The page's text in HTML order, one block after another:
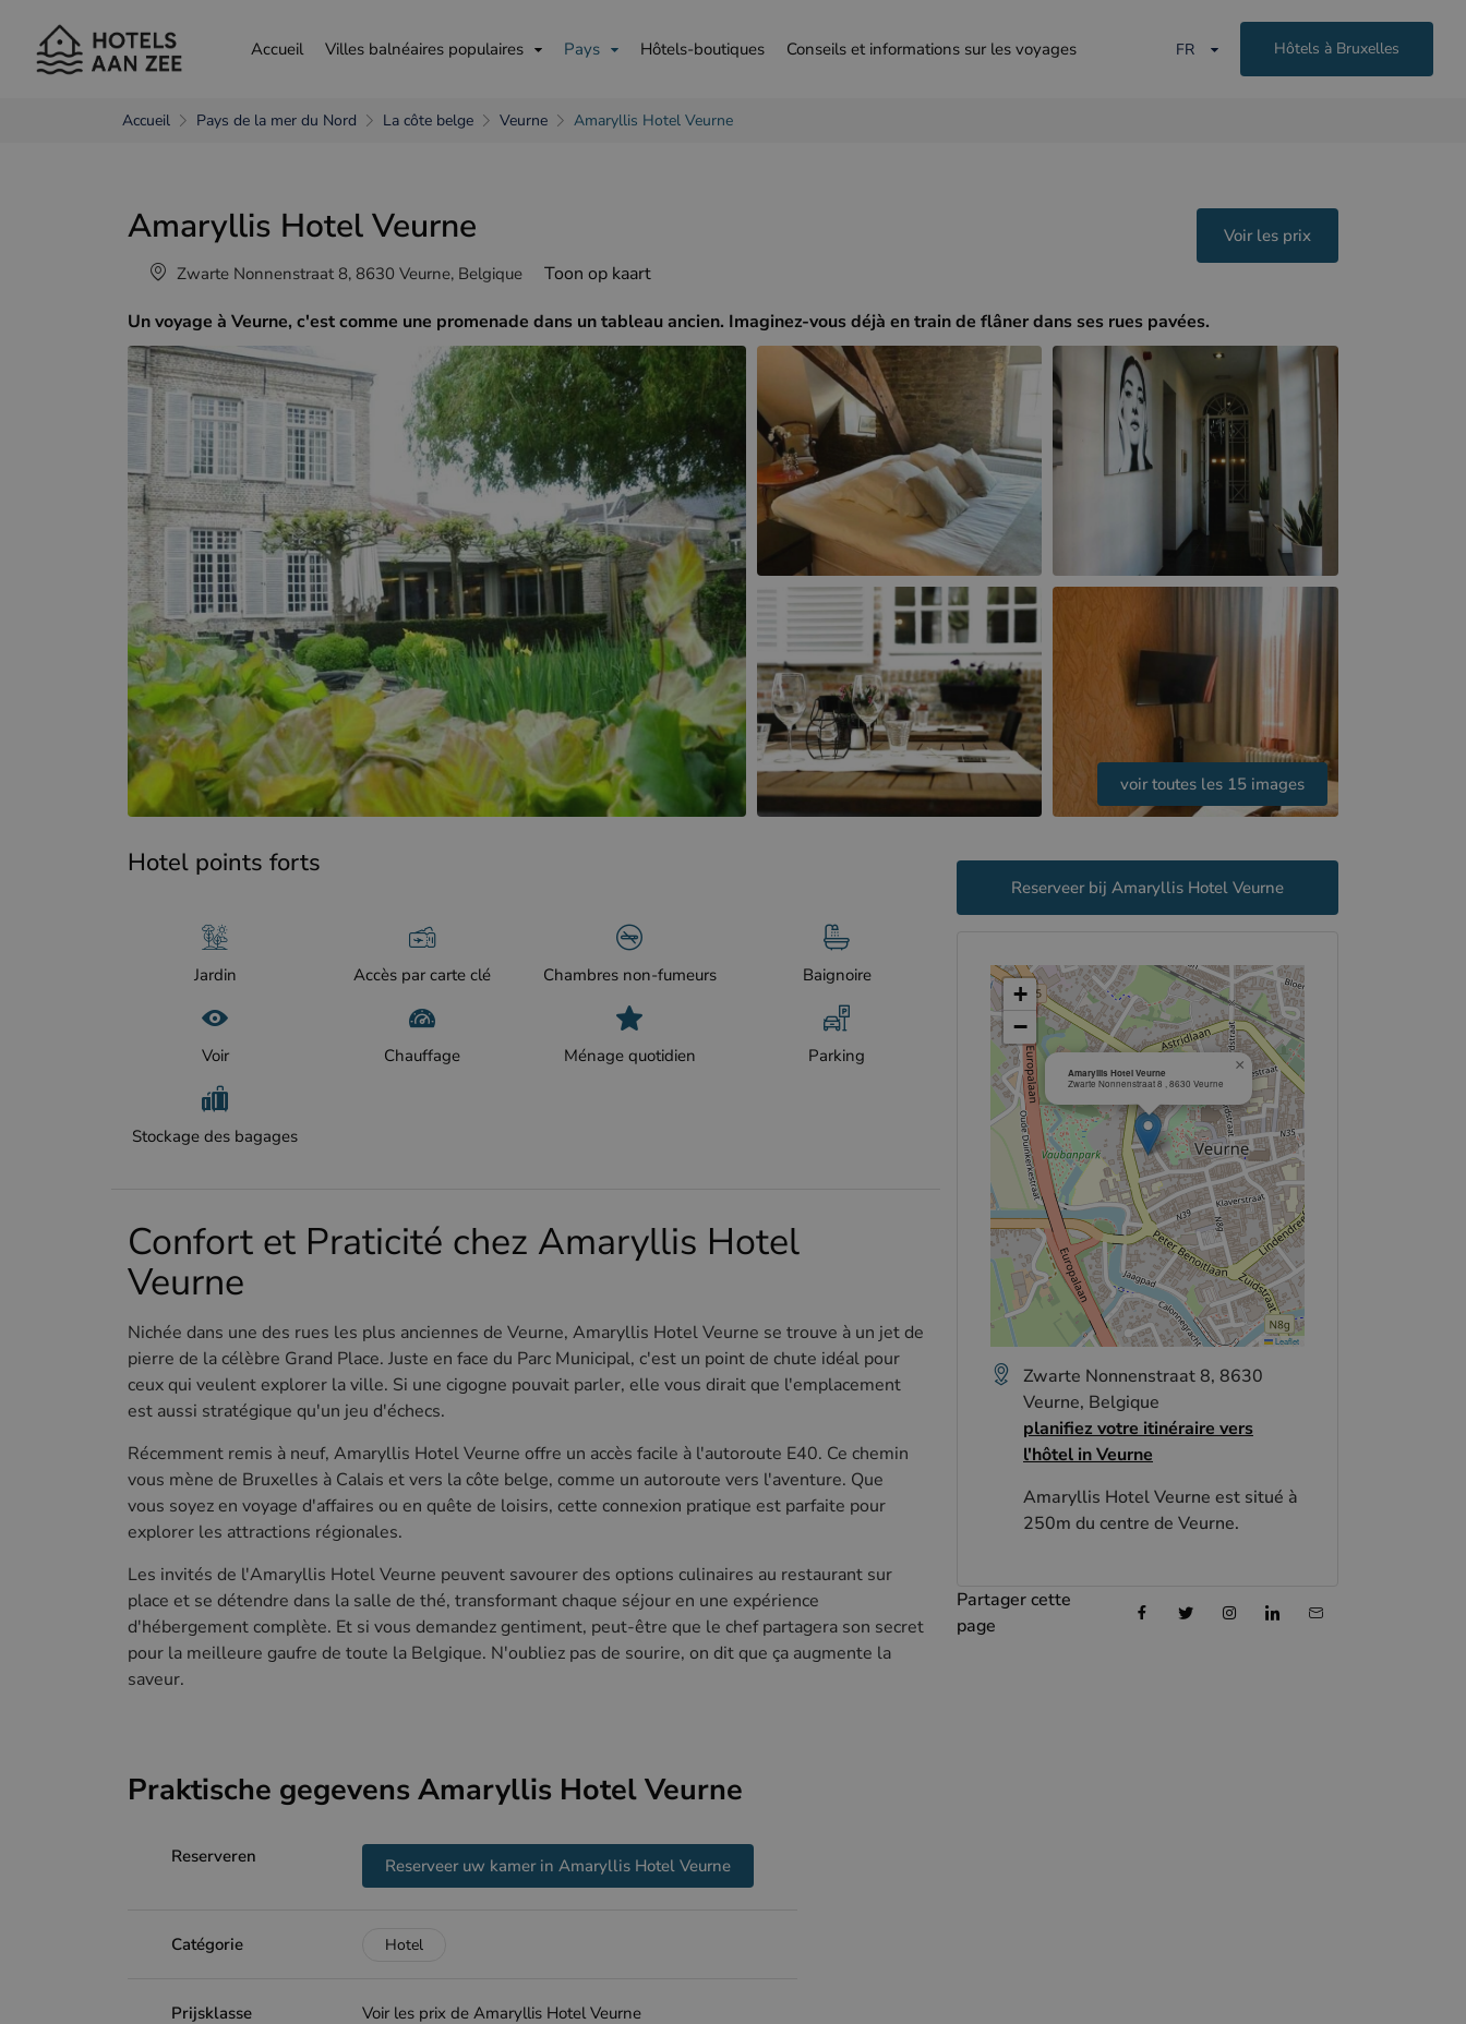
Accueil Villes balnéaires populaires Pays Hôtels-boutiques Conseils et informations sur les voyages FR
Nederlands Français
Hôtels à Bruxelles
Accueil Pays de la mer du Nord La côte belge Veurne Amaryllis Hotel Veurne
Amaryllis Hotel Veurne
Zwarte Nonnenstraat 8, 8630 Veurne, Belgique Toon op kaart
Voir les prix
Un voyage à Veurne, c'est comme une promenade dans un tableau ancien. Imaginez-vous déjà en train de flâner dans ses rues pavées.
voir toutes les 15 images
Hotel points forts
Jardin Accès par carte clé Chambres non-fumeurs Baignoire
Voir Chauffage Ménage quotidien Parking
Stockage des bagages
Confort et Praticité chez Amaryllis Hotel
Veurne
Nichée dans une des rues les plus anciennes de Veurne, Amaryllis Hotel Veurne se trouve à un jet de
pierre de la célèbre Grand Place. Juste en face du Parc Municipal, c'est un point de chute idéal pour
ceux qui veulent explorer la ville. Si une cigogne pouvait parler, elle vous dirait que l'emplacement
est aussi stratégique qu'un jeu d'échecs.
Récemment remis à neuf, Amaryllis Hotel Veurne offre un accès facile à l'autoroute E40. Ce chemin
vous mène de Bruxelles à Calais et vers la côte belge, comme un autoroute vers l'aventure. Que
vous soyez en voyage d'affaires ou en quête de loisirs, cette connexion pratique est parfaite pour
explorer les attractions régionales.
Les invités de l'Amaryllis Hotel Veurne peuvent savourer des options culinaires au restaurant sur
place et se détendre dans la salle de thé, transformant chaque séjour en une expérience
d'hébergement complète. Et si vous demandez gentiment, peut-être que le chef partagera son secret
pour la meilleure gaufre de toute la Belgique. N'oubliez pas de sourire, on dit que ça augmente la
saveur.
Praktische gegevens Amaryllis Hotel Veurne
Reserveren Reserveer uw kamer in Amaryllis Hotel Veurne
Catégorie Hotel
Prijsklasse Voir les prix de Amaryllis Hotel Veurne
Reserveer bij Amaryllis Hotel Veurne
Amaryllis Hotel Veurne
Zwarte Nonnenstraat 8 , 8630 Veurne
×
+
−
Leaflet
Zwarte Nonnenstraat 8, 8630
Veurne, Belgique
planifiez votre itinéraire vers
l'hôtel in Veurne
Amaryllis Hotel Veurne est situé à
250m du centre de Veurne.
Partager cette
page